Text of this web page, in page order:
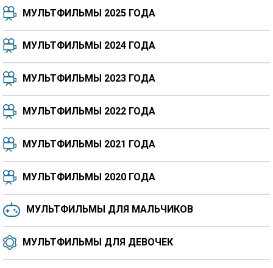
7.5 8.3
8.3
6.5 6.6
8.2
6.0 6.4
МУЛЬТФИЛЬМЫ 2025 ГОДА
МУЛЬТФИЛЬМЫ 2024 ГОДА
МУЛЬТФИЛЬМЫ 2023 ГОДА
МУЛЬТФИЛЬМЫ 2022 ГОДА
МУЛЬТФИЛЬМЫ 2021 ГОДА
МУЛЬТФИЛЬМЫ 2020 ГОДА
МУЛЬТФИЛЬМЫ ДЛЯ МАЛЬЧИКОВ
МУЛЬТФИЛЬМЫ ДЛЯ ДЕВОЧЕК